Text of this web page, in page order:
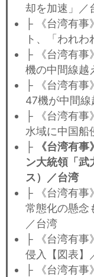
却を加速」／
├ 《台湾有事
ト、「われ
├ 《台湾有
機の中間線越
├ 《台湾有
47機が中間
├ 《台湾有事
水域に中国船
├
《台湾有
ン大統領「武
ス）／台湾
├ 《台湾有
常態化の懸念
／台湾
├ 《台湾有事
侵入【図表】
├ 《台湾有事